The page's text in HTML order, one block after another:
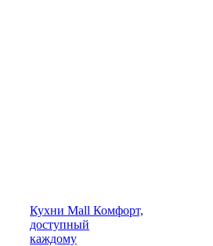
Кухни Mall Комфорт,
доступный
каждому